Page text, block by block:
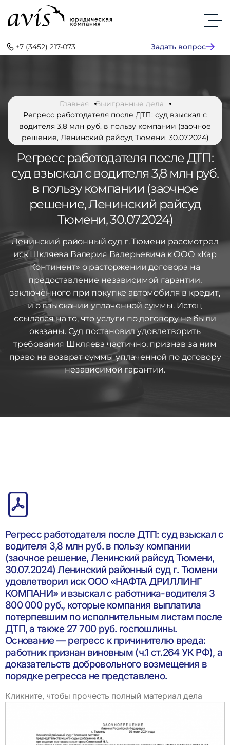
+7 (3452) 217-073 Задать вопрос
Главная
Выигранные дела
Регресс работодателя после ДТП: суд взыскал с
водителя 3,8 млн руб. в пользу компании (заочное
решение, Ленинский райсуд Тюмени, 30.07.2024)
Регресс работодателя после ДТП:
суд взыскал с водителя 3,8 млн руб.
в пользу компании (заочное
решение, Ленинский райсуд
Тюмени, 30.07.2024)
Ленинский районный суд г. Тюмени рассмотрел
иск Шкляева Валерия Валерьевича к ООО «Кар
Континент» о расторжении договора на
предоставление независимой гарантии,
заключённого при покупке автомобиля в кредит,
и о взыскании уплаченной суммы. Истец
ссылался на то, что услуги по договору не были
оказаны. Суд постановил удовлетворить
требования Шкляева частично, признав за ним
право на возврат суммы уплаченной по договору
независимой гарантии.
Регресс работодателя после ДТП: суд взыскал с
водителя 3,8 млн руб. в пользу компании
(заочное решение, Ленинский райсуд Тюмени,
30.07.2024) Ленинский районный суд г. Тюмени
удовлетворил иск ООО «НАФТА ДРИЛЛИНГ
КОМПАНИ» и взыскал с работника-водителя 3
800 000 руб., которые компания выплатила
потерпевшим по исполнительным листам после
ДТП, а также 27 700 руб. госпошлины.
Основание — регресс к причинителю вреда:
работник признан виновным (ч.1 ст.264 УК РФ), а
доказательств добровольного возмещения в
порядке регресса не представлено.
Кликните, чтобы прочесть полный материал дела